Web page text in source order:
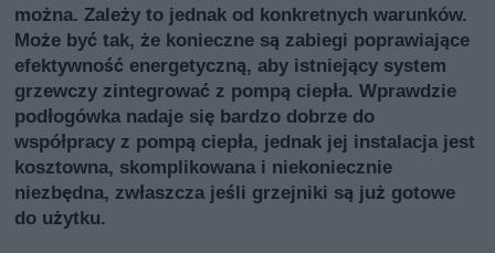
można. Zależy to jednak od konkretnych warunków.
Może być tak, że konieczne są zabiegi poprawiające
efektywność energetyczną, aby istniejący system
grzewczy zintegrować z pompą ciepła. Wprawdzie
podłogówka nadaje się bardzo dobrze do
współpracy z pompą ciepła, jednak jej instalacja jest
kosztowna, skomplikowana i niekoniecznie
niezbędna, zwłaszcza jeśli grzejniki są już gotowe
do użytku.